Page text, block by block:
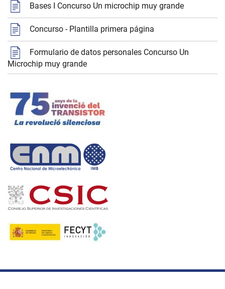
Bases I Concurso Un microchip muy grande
Concurso - Plantilla primera página
Formulario de datos personales Concurso Un
Microchip muy grande